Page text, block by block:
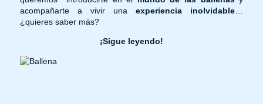
acompañarte a vivir unaexperiencia inolvidable
¿quieres saber más?
¡Sigue leyendo!